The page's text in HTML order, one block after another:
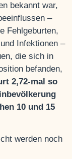
bekannt war,
–
Fehlgeburten,
Infektionen –
die sich in
befanden,
2,72-mal so
10 und 15
werden noch